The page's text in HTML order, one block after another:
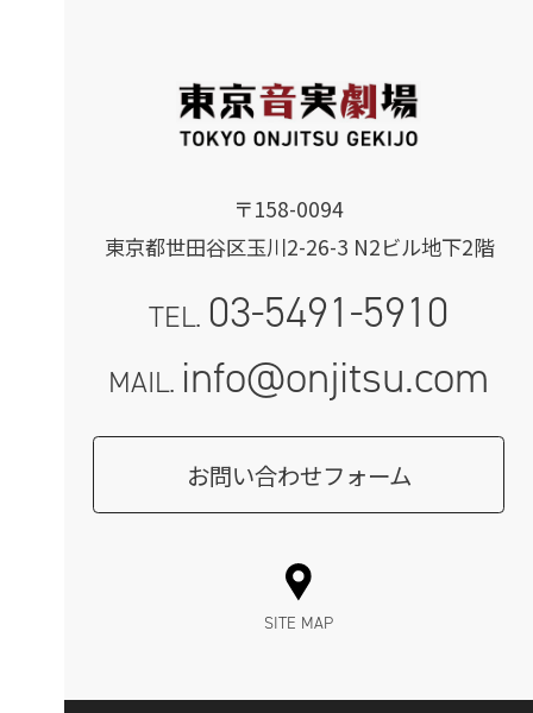
〒158-0094
東京都世田谷区玉川2-26-3 N2ビル地下2階
TEL. 03-5491-5910
MAIL. info@onjitsu.com
お問い合わせフォーム
SITE MAP